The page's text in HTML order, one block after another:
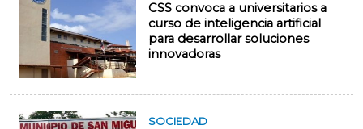
CSS convoca a universitarios a
curso de inteligencia artificial
para desarrollar soluciones
innovadoras
SOCIEDAD